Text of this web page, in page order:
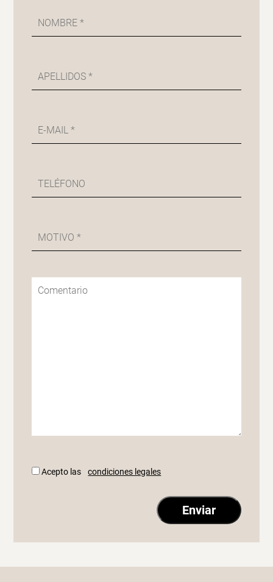
Acepto las condiciones legales